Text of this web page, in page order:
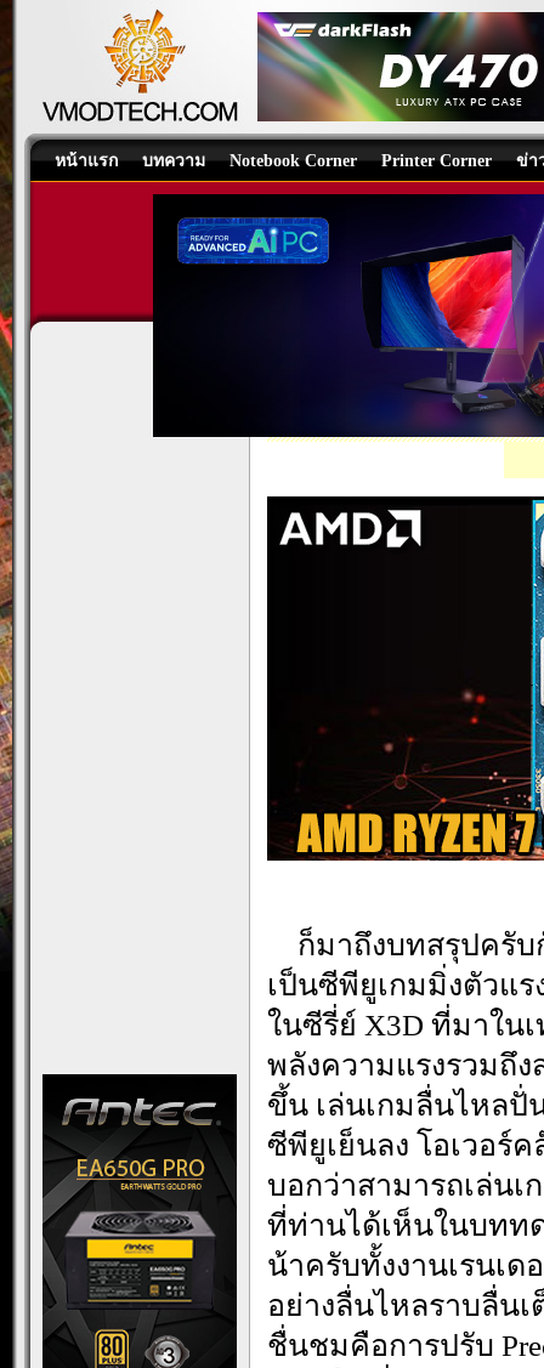
หน้าแรก บทความ Notebook Corner Printer Corner ข่า
AMD RYZEN 7 9850X3D
โดย:Nongkoo
ก็มาถึงบทสรุปครั
เป็นซีพียูเกมมิ่งตัวแ
ในซีรี่ย์ X3D ที่มาใน
พลังความแรงรวมถึ
ขึ้น เล่นเกมลื่นไหลปั่
ซีพียูเย็นลง โอเวอร์
บอกว่าสามารถเล่น
ที่ท่านได้เห็นในบทท
น้าครับทั้งงานเรนเด
อย่างลื่นไหลราบลื่น
ชื่นชมคือการปรับ